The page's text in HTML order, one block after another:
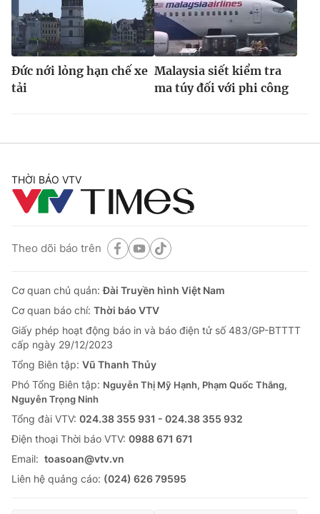
Đức nới lỏng hạn chế xe
tải
Malaysia siết kiểm tra
ma túy đối với phi công
THỜI BÁO VTV
Theo dõi báo trên
Cơ quan chủ quản:Đài Truyền hình Việt Nam
Cơ quan báo chí: Thời báo VTV
Giấy phép hoạt động báo in và báo điện tử số 483/GP-BTTTT
cấp ngày 29/12/2023
Tổng Biên tập: Vũ Thanh Thủy
Phó Tổng Biên tập: Nguyễn Thị Mỹ Hạnh, Phạm Quốc Thắng,
Nguyễn Trọng Ninh
Tổng đài VTV: 024.38 355 931 - 024.38 355 932
Ðiện thoại Thời báo VTV: 0988 671 671
Email: toasoan@vtv.vn
Liên hệ quảng cáo: (024) 626 79595